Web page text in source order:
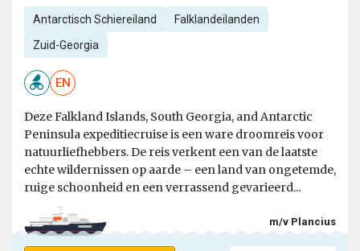
Antarctisch Schiereiland Falklandeilanden
Zuid-Georgia
EN
Deze Falkland Islands, South Georgia, and Antarctic
Peninsula expeditiecruise is een ware droomreis voor
natuurliefhebbers. De reis verkent een van de laatste
echte wildernissen op aarde – een land van ongetemde,
ruige schoonheid en een verrassend gevarieerd...
m/v Plancius